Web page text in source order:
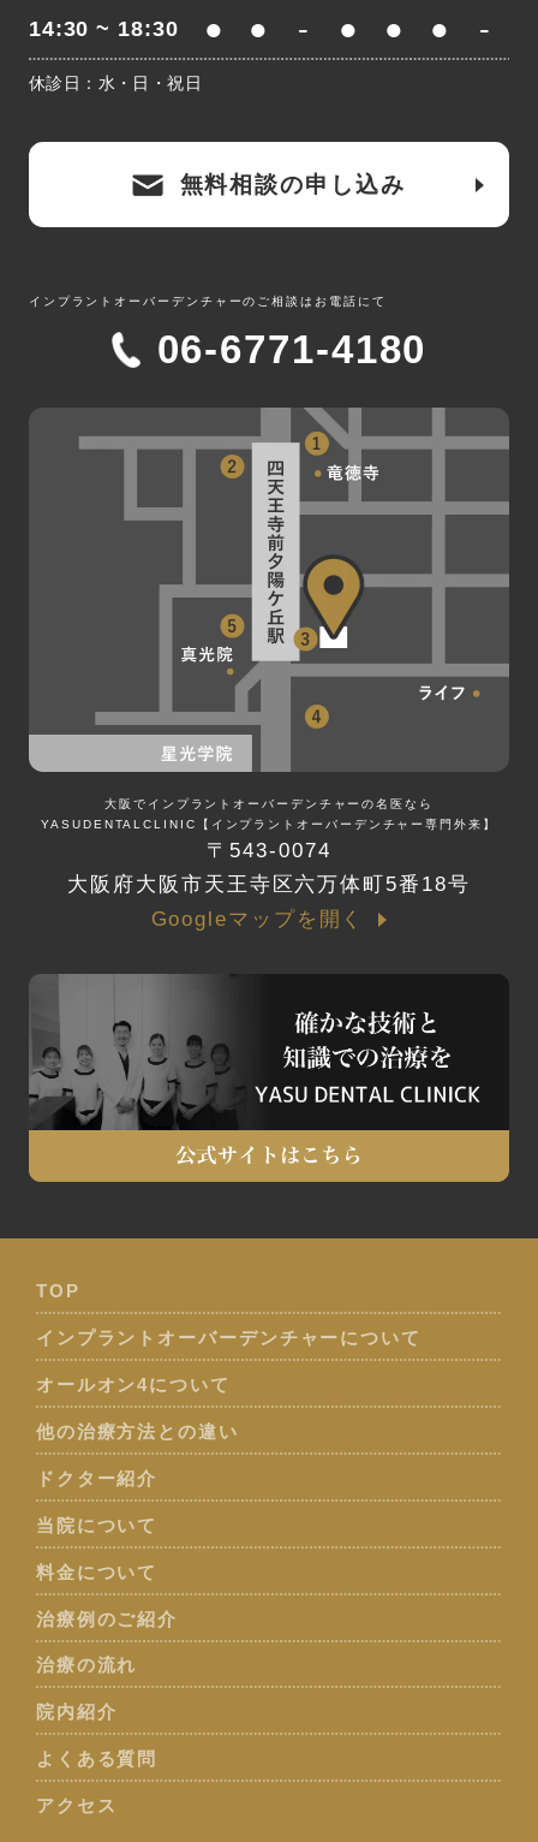
14:30 ~ 18:30 ● ● - ● ● ● -
休診日：水・日・祝日
無料相談の申し込み
インプラントオーバーデンチャーのご相談はお電話にて
06-6771-4180
大阪で インプラントオーバーデンチャーの名医なら
YASUDENTALCLINIC【 インプラントオーバーデンチャー専門外来】
〒543-0074
⼤阪府⼤阪市天王寺区六万体町5番18号
Googleマップを開く
TOP
インプラントオーバーデンチャーについて
オールオン4について
他の治療方法との違い
ドクター紹介
当院について
料金について
治療例のご紹介
治療の流れ
院内紹介
よくある質問
アクセス